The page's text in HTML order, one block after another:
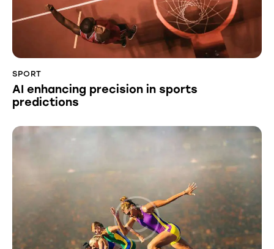
SPORT
AI enhancing precision in sports
predictions